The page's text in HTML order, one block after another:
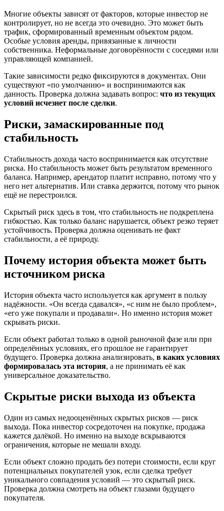
Многие объекты зависят от факторов, которые инвестор не
контролирует, но не всегда это очевидно. Это может быть
трафик, сформированный временным объектом рядом.
Особые условия аренды, привязанные к личности
собственника. Неформальные договорённости с соседями или
управляющей компанией.
Такие зависимости редко фиксируются в документах. Они
существуют «по умолчанию» и воспринимаются как
данность. Проверка должна задавать вопрос: что из текущих
условий исчезнет после сделки.
Риски, замаскированные под
стабильность
Стабильность дохода часто воспринимается как отсутствие
риска. Но стабильность может быть результатом временного
баланса. Например, арендатор платит исправно, потому что у
него нет альтернатив. Или ставка держится, потому что рынок
ещё не перестроился.
Скрытый риск здесь в том, что стабильность не подкреплена
гибкостью. Как только баланс нарушается, объект резко теряет
устойчивость. Проверка должна оценивать не факт
стабильности, а её природу.
Почему история объекта может быть
источником риска
История объекта часто используется как аргумент в пользу
надёжности. «Он всегда сдавался», «с ним не было проблем»,
«его уже покупали и продавали». Но именно история может
скрывать риски.
Если объект работал только в одной рыночной фазе или при
определённых условиях, его прошлое не гарантирует
будущего. Проверка должна анализировать, в каких условиях
формировалась эта история, а не принимать её как
универсальное доказательство.
Скрытые риски выхода из объекта
Один из самых недооценённых скрытых рисков — риск
выхода. Пока инвестор сосредоточен на покупке, продажа
кажется далёкой. Но именно на выходе вскрываются
ограничения, которые не мешали входу.
Если объект сложно продать без потери стоимости, если круг
потенциальных покупателей узок, если сделка требует
уникального совпадения условий — это скрытый риск.
Проверка должна смотреть на объект глазами будущего
покупателя.